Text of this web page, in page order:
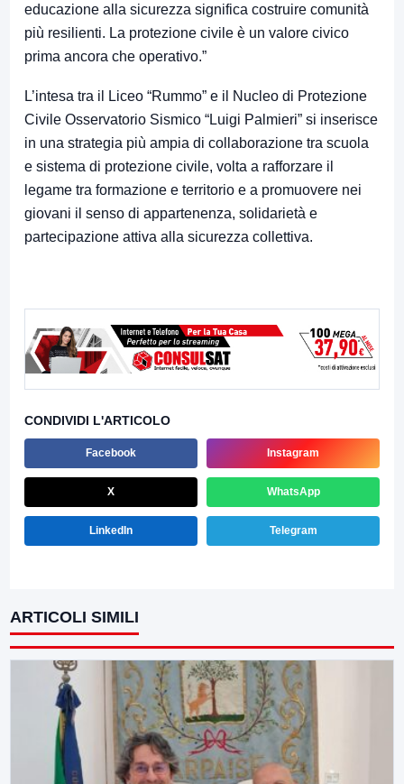
educazione alla sicurezza significa costruire comunità
più resilienti. La protezione civile è un valore civico
prima ancora che operativo.”
L’intesa tra il Liceo “Rummo” e il Nucleo di Protezione
Civile Osservatorio Sismico “Luigi Palmieri” si inserisce
in una strategia più ampia di collaborazione tra scuola
e sistema di protezione civile, volta a rafforzare il
legame tra formazione e territorio e a promuovere nei
giovani il senso di appartenenza, solidarietà e
partecipazione attiva alla sicurezza collettiva.
CONDIVIDI L'ARTICOLO
Facebook Instagram
X WhatsApp
LinkedIn Telegram
ARTICOLI SIMILI